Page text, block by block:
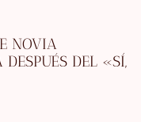
NOVIA
DESPUÉS DEL «SÍ,